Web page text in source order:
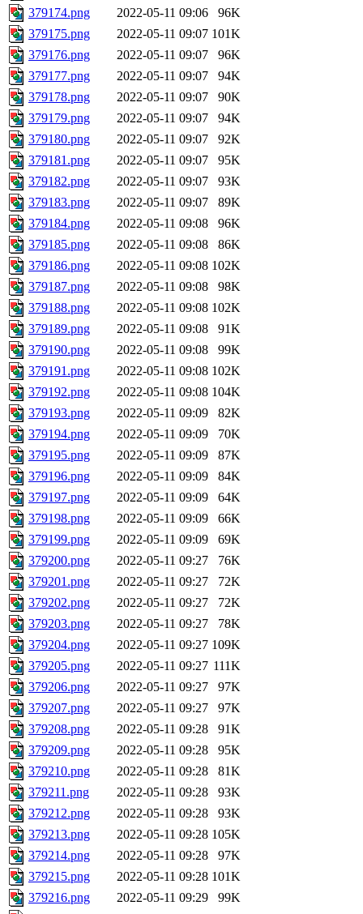
379174.png
2022-05-11 09:06
96K
379175.png
2022-05-11 09:07 101K
379176.png
2022-05-11 09:07
96K
379177.png
2022-05-11 09:07
94K
379178.png
2022-05-11 09:07
90K
379179.png
2022-05-11 09:07
94K
379180.png
2022-05-11 09:07
92K
379181.png
2022-05-11 09:07
95K
379182.png
2022-05-11 09:07
93K
379183.png
2022-05-11 09:07
89K
379184.png
2022-05-11 09:08
96K
379185.png
2022-05-11 09:08
86K
379186.png
2022-05-11 09:08 102K
379187.png
2022-05-11 09:08
98K
379188.png
2022-05-11 09:08 102K
379189.png
2022-05-11 09:08
91K
379190.png
2022-05-11 09:08
99K
379191.png
2022-05-11 09:08 102K
379192.png
2022-05-11 09:08 104K
379193.png
2022-05-11 09:09
82K
379194.png
2022-05-11 09:09
70K
379195.png
2022-05-11 09:09
87K
379196.png
2022-05-11 09:09
84K
379197.png
2022-05-11 09:09
64K
379198.png
2022-05-11 09:09
66K
379199.png
2022-05-11 09:09
69K
379200.png
2022-05-11 09:27
76K
379201.png
2022-05-11 09:27
72K
379202.png
2022-05-11 09:27
72K
379203.png
2022-05-11 09:27
78K
379204.png
2022-05-11 09:27 109K
379205.png
2022-05-11 09:27 111K
379206.png
2022-05-11 09:27
97K
379207.png
2022-05-11 09:27
97K
379208.png
2022-05-11 09:28
91K
379209.png
2022-05-11 09:28
95K
379210.png
2022-05-11 09:28
81K
379211.png
2022-05-11 09:28
93K
379212.png
2022-05-11 09:28
93K
379213.png
2022-05-11 09:28 105K
379214.png
2022-05-11 09:28
97K
379215.png
2022-05-11 09:28 101K
379216.png
2022-05-11 09:29
99K